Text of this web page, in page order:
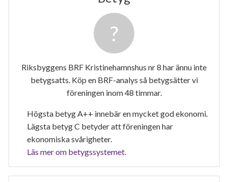
Riksbyggens BRF Kristinehamnshus nr 8 har ännu inte
betygsatts. Köp en BRF-analys så betygsätter vi
föreningen inom 48 timmar.
Högsta betyg A++ innebär en mycket god ekonomi.
Lägsta betyg C betyder att föreningen har
ekonomiska svårigheter.
Läs mer om betygssystemet.